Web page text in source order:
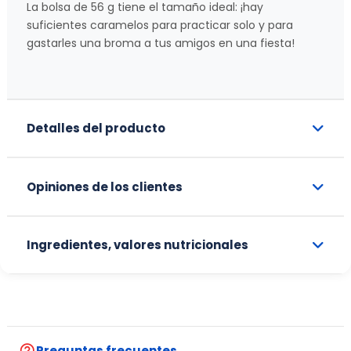
La bolsa de 56 g tiene el tamaño ideal: ¡hay
suficientes caramelos para practicar solo y para
gastarles una broma a tus amigos en una fiesta!
Detalles del producto
Opiniones de los clientes
Ingredientes, valores nutricionales